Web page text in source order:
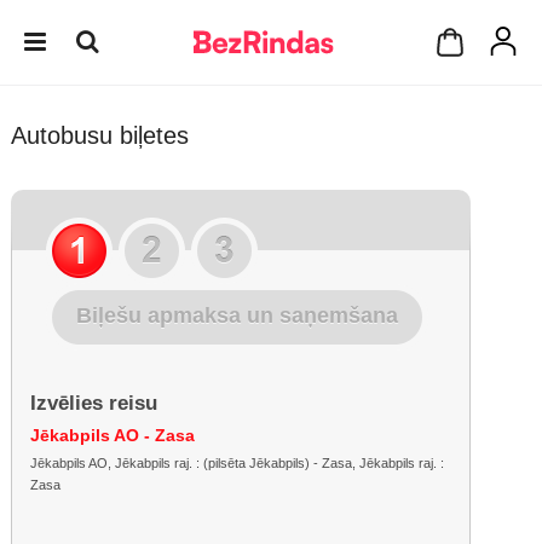
Autobusu biļetes
Biļešu apmaksa un saņemšana
Izvēlies reisu
Jēkabpils AO - Zasa
Jēkabpils AO, Jēkabpils raj. : (pilsēta Jēkabpils) - Zasa, Jēkabpils raj. :
Zasa